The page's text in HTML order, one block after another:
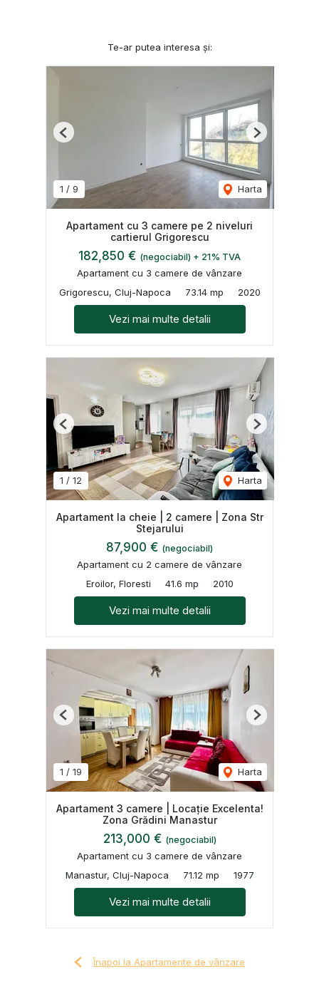
Te-ar putea interesa și:
1 / 9 Harta
Previous Next
Apartament cu 3 camere pe 2 niveluri
cartierul Grigorescu
182,850 € (negociabil) + 21% TVA
Apartament cu 3 camere de vânzare
Grigorescu, Cluj-Napoca
73.14 mp 2020
Vezi mai multe detalii
1 / 12 Harta
Previous Next
Apartament la cheie | 2 camere | Zona Str
Stejarului
87,900 € (negociabil)
Apartament cu 2 camere de vânzare
Eroilor, Floresti
41.6 mp 2010
Vezi mai multe detalii
1 / 19 Harta
Previous Next
Apartament 3 camere | Locație Excelenta!
Zona Grădini Manastur
213,000 € (negociabil)
Apartament cu 3 camere de vânzare
Manastur, Cluj-Napoca
71.12 mp 1977
Vezi mai multe detalii
Înapoi la Apartamente de vânzare